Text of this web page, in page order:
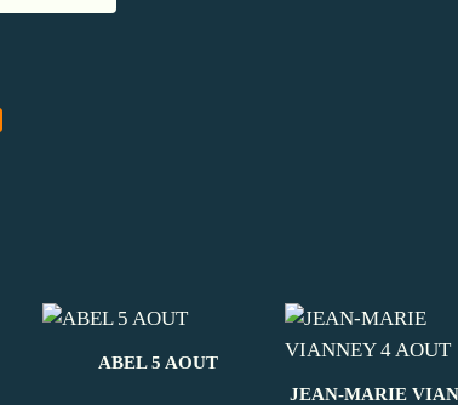
ABEL 5 AOUT
JEAN-MARIE